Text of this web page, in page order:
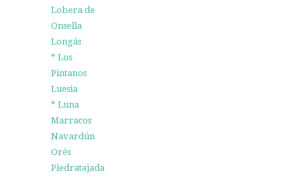
Lobera de
Onsella
Longás
* Los
Pintanos
Luesia
* Luna
Marracos
Navardún
Orés
Piedratajada